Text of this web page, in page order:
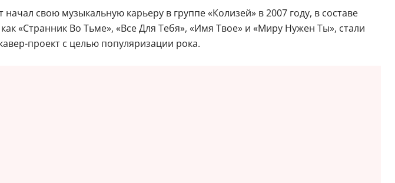
свою музыкальную карьеру в группе «Колизей» в 2007 году, в составе
«Странник Во Тьме», «Все Для Тебя», «Имя Твое» и «Миру Нужен Ты», стали
проект с целью популяризации рока.